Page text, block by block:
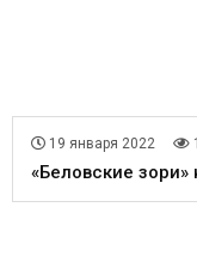
19 января 2022
«Беловские